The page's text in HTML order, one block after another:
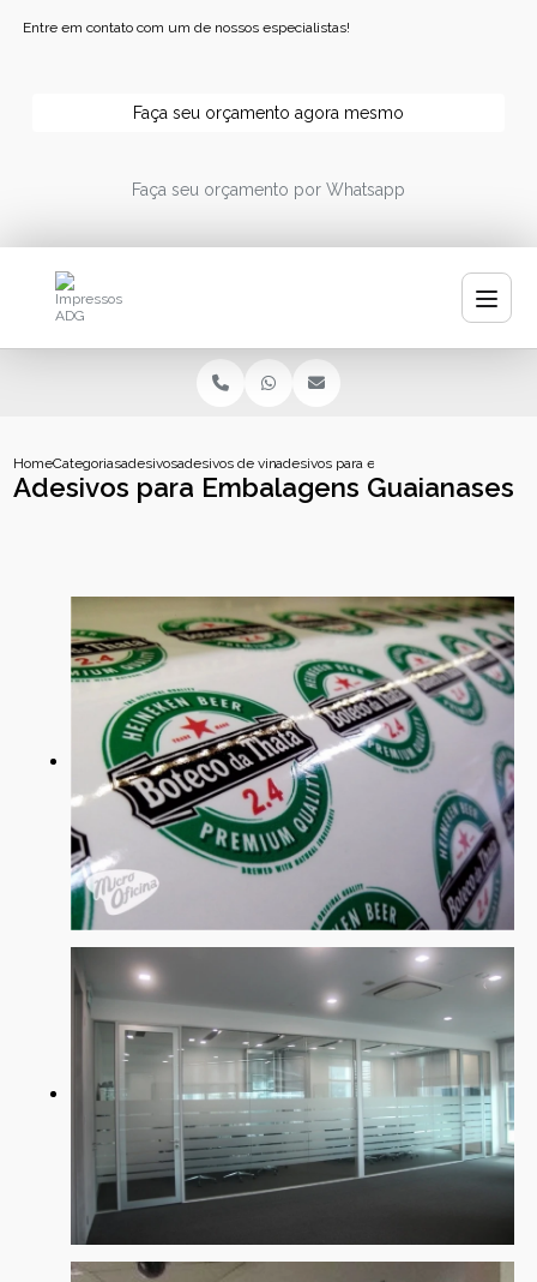
Entre em contato com um de nossos especialistas!
Faça seu orçamento agora mesmo
Faça seu orçamento por Whatsapp
HomeCategoriasadesivosadesivos de viniladesivos para embalagens guaianases
Adesivos para Embalagens Guaianases